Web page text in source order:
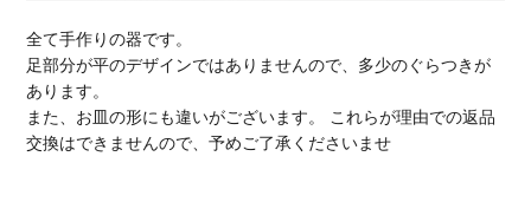
全て手作りの器です。
足部分が平のデザインではありませんので、多少のぐらつきが
あります。
また、お皿の形にも違いがございます。 これらが理由での返品
交換はできませんので、予めご了承くださいませ